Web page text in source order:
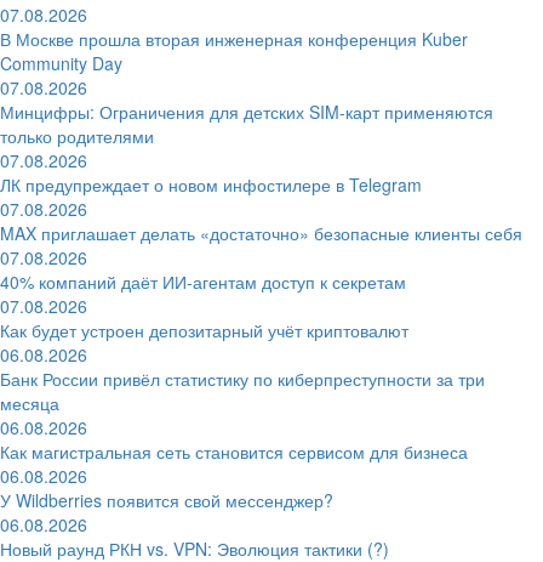
07.08.2026
В Москве прошла вторая инженерная конференция Kuber
Community Day
07.08.2026
Минцифры: Ограничения для детских SIM-карт применяются
только родителями
07.08.2026
ЛК предупреждает о новом инфостилере в Telegram
07.08.2026
MAX приглашает делать «достаточно» безопасные клиенты себя
07.08.2026
40% компаний даёт ИИ‑агентам доступ к секретам
07.08.2026
Как будет устроен депозитарный учёт криптовалют
06.08.2026
Банк России привёл статистику по киберпреступности за три
месяца
06.08.2026
Как магистральная сеть становится сервисом для бизнеса
06.08.2026
У Wildberries появится свой мессенджер?
06.08.2026
Новый раунд РКН vs. VPN: Эволюция тактики (?)